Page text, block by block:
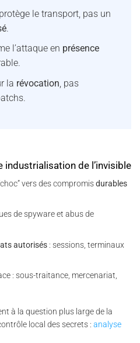
le transport, pas un
.
l’attaque en présence
la révocation, pas
industrialisation de l’invisible
vers des compromisdurables
de spyware et abus de
autorisés : sessions, terminaux
: sous-traitance, mercenariat,
à la question plus large de la
local des secrets : analyse